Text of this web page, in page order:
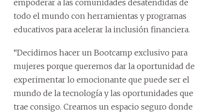
empoderar a las comunidades desatendidas de
todo el mundo con herramientas y programas
educativos para acelerar la inclusión financiera.
“Decidimos hacer un Bootcamp exclusivo para
mujeres porque queremos dar la oportunidad de
experimentar lo emocionante que puede ser el
mundo de la tecnología y las oportunidades que
trae consigo. Creamos un espacio seguro donde